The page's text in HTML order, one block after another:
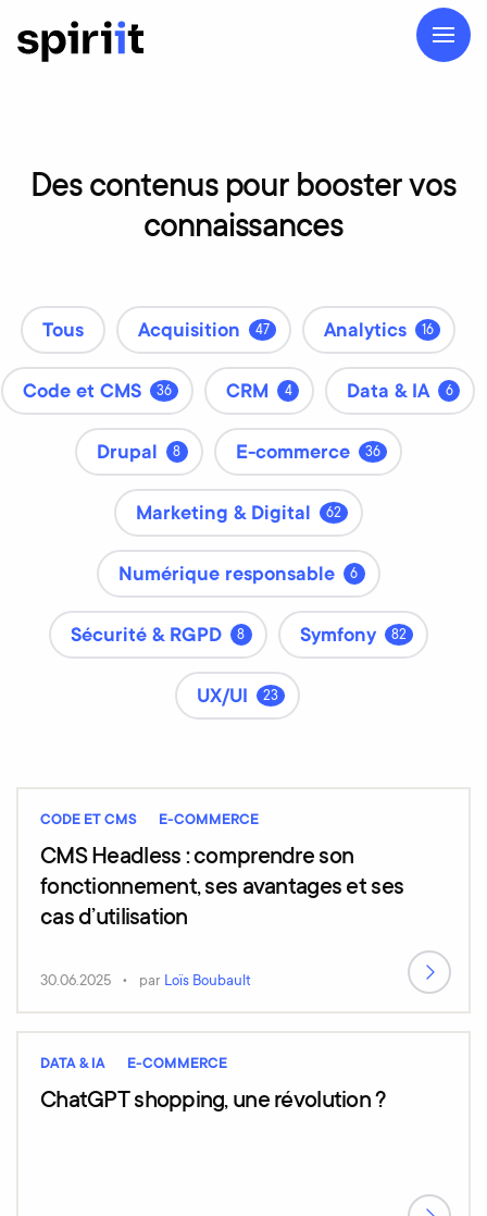
Des contenus pour boostervos
connaissances
Tous Acquisition 47 Analytics 16
Code et CMS 36 CRM 4 Data & IA 6
Drupal 8 E-commerce 36
Marketing & Digital 62
Numérique responsable 6
Sécurité & RGPD 8 Symfony 82
UX/UI 23
CODE ET CMS E-COMMERCE
CMS Headless : comprendre son
fonctionnement, ses avantages et ses
cas d’utilisation
30.06.2025 par Loïs Boubault
DATA & IA E-COMMERCE
ChatGPT shopping, une révolution ?